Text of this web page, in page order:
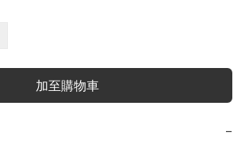
加至購物車
−